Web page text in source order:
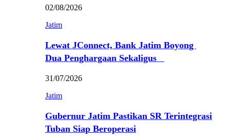
02/08/2026
Jatim
Lewat JConnect, Bank Jatim Boyong
Dua Penghargaan Sekaligus
31/07/2026
Jatim
Gubernur Jatim Pastikan SR Terintegrasi
Tuban Siap Beroperasi